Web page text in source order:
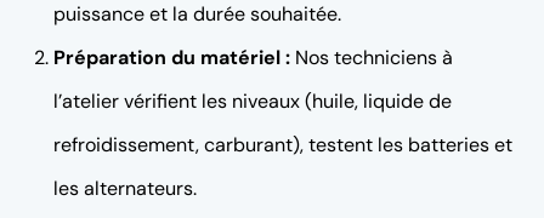
puissance et la durée souhaitée.
Préparation du matériel : Nos techniciens à
l’atelier vérifient les niveaux (huile, liquide de
refroidissement, carburant), testent les batteries et
les alternateurs.